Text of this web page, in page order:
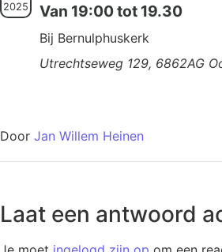
2025 Van 19:00 tot 19.30
Bij Bernulphuskerk
Utrechtseweg 129, 6862AG
Door Jan Willem Heinen
Laat een antwoord